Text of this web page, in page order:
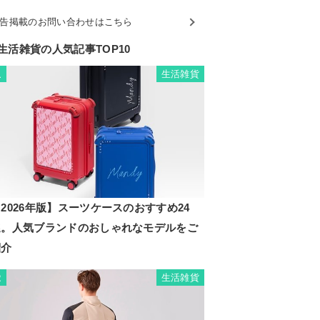
掲載のお問い合わせはこちら
活雑貨の人気記事TOP10
生活雑貨
年版】スーツケースのおすすめ24
人気ブランドのおしゃれなモデルをご
生活雑貨